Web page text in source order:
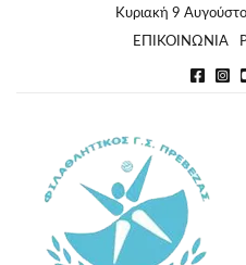
Κυριακή 9
ΕΠΙΚΟΙΝΩΝΙΑ